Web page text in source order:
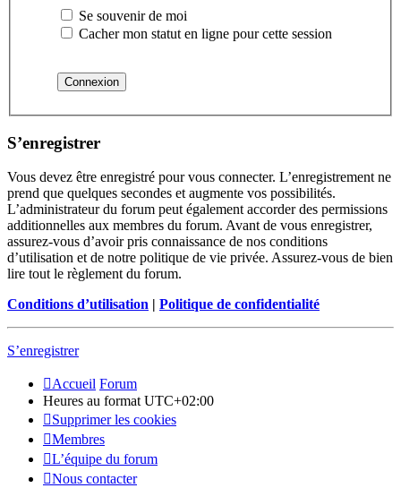
Se souvenir de moi
Cacher mon statut en ligne pour cette session
S’enregistrer
Vous devez être enregistré pour vous connecter. L’enregistrement ne
prend que quelques secondes et augmente vos possibilités.
L’administrateur du forum peut également accorder des permissions
additionnelles aux membres du forum. Avant de vous enregistrer,
assurez-vous d’avoir pris connaissance de nos conditions
d’utilisation et de notre politique de vie privée. Assurez-vous de bien
lire tout le règlement du forum.
Conditions d’utilisation | Politique de confidentialité
S’enregistrer
Accueil Forum
Heures au format UTC+02:00
Supprimer les cookies
Membres
L’équipe du forum
Nous contacter